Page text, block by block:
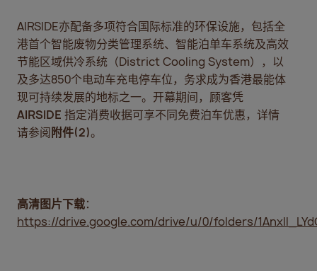
AIRSIDE亦配备多项符合国际标准的环保设施，包括全
港首个智能废物分类管理系统、智能泊单车系统及高效
节能区域供冷系统（District Cooling System），以
及多达850个电动车充电停车位，务求成为香港最能体
现可持续发展的地标之一。开幕期间，顾客凭
AIRSIDE 指定消费收据可享不同免费泊车优惠，详情
请参阅附件(2)。
高清图片下载：
https://drive.google.com/drive/u/0/folders/